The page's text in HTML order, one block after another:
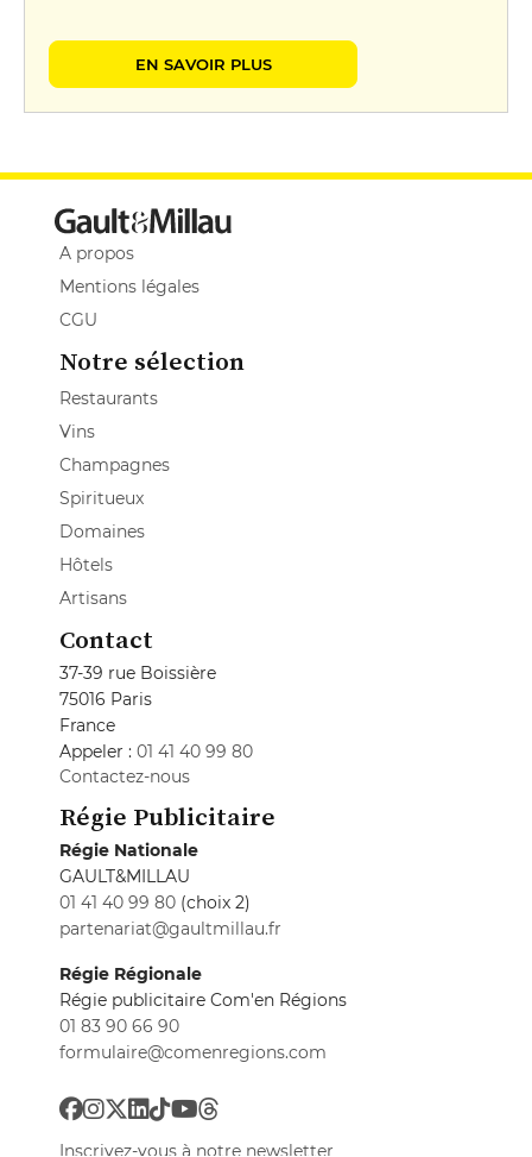
EN SAVOIR PLUS
A propos
Mentions légales
CGU
Notre sélection
Restaurants
Vins
Champagnes
Spiritueux
Domaines
Hôtels
Artisans
Contact
37-39 rue Boissière
75016 Paris
France
Appeler : 01 41 40 99 80
Contactez-nous
Régie Publicitaire
Régie Nationale
GAULT&MILLAU
01 41 40 99 80 (choix 2)
partenariat@gaultmillau.fr
Régie Régionale
Régie publicitaire Com'en Régions
01 83 90 66 90
formulaire@comenregions.com
Inscrivez-vous à notre newsletter